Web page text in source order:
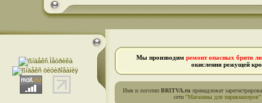
Мы производим ремонт опасных бритв
окисления режущей
Имя и логотип BRITVA.ru принадлежат
сети "Магазины для парикмахеров"